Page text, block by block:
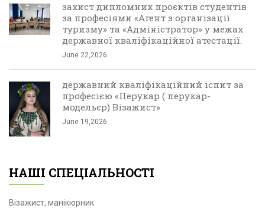
захист дипломних проєктів студентів
за професіями «Агент з організації
туризму» та «Адміністратор» у межах
державної кваліфікаційної атестації.
June 22,2026
державний кваліфікаційний іспит за
професією «Перукар ( перукар-
модельєр) Візажист»
June 19,2026
НАШІ СПЕЦІАЛЬНОСТІ
Візажист, манікюрник